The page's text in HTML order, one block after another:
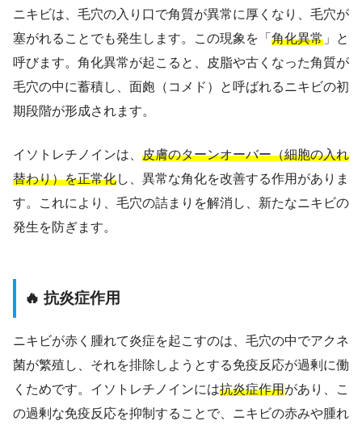
ニキビは、毛穴の入り口で角質が異常に厚くなり、毛穴が
塞がれることでも発生します。この現象を「 角化異常 」と
呼びます。角化異常が起こると、皮脂や古くなった角質が
毛穴の中に蓄積し、面皰（コメド）と呼ばれるニキビの初
期段階が形成されます。
イソトレチノインは、 皮膚のターンオーバー（細胞の入れ
替わり）を正常化し、異常な角化を改善する作用がありま
す。これにより、毛穴の詰まりを解消し、新たなニキビの
発生を防ぎます。
🔥 抗炎症作用
ニキビが赤く腫れて炎症を起こすのは、毛穴の中でアクネ
菌が繁殖し、それを排除しようとする免疫反応が過剰に働
くためです。イソトレチノインには抗炎症作用があり、こ
の過剰な免疫反応を抑制することで、ニキビの赤みや腫れ